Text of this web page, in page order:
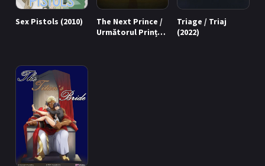
Sex Pistols (2010)
The Next Prince /
Următorul Prinț
Triage / Triaj
(2022)